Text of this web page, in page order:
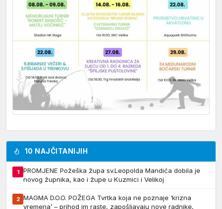
10 NAJČITANIJIH
1
PROMJENE Požeška župa sv.Leopolda Mandića dobila je
novog župnika, kao i župe u Kuzmici i Velikoj
2 MAGMA D.O.O. POŽEGA Tvrtka koja ne poznaje ‘krizna
vremena’ – prihod im raste, zapošljavaju nove radnike,